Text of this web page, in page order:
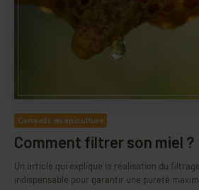
Conseils en apiculture
Comment filtrer son miel ?
Un article qui explique la réalisation du
indispensable pour garantir une pureté